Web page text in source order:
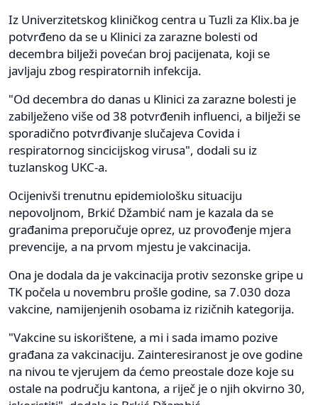
Iz Univerzitetskog kliničkog centra u Tuzli za Klix.ba je
potvrđeno da se u Klinici za zarazne bolesti od
decembra bilježi povećan broj pacijenata, koji se
javljaju zbog respiratornih infekcija.
"Od decembra do danas u Klinici za zarazne bolesti je
zabilježeno više od 38 potvrđenih influenci, a bilježi se
sporadično potvrđivanje slučajeva Covida i
respiratornog sincicijskog virusa", dodali su iz
tuzlanskog UKC-a.
Ocijenivši trenutnu epidemiološku situaciju
nepovoljnom, Brkić Džambić nam je kazala da se
građanima preporučuje oprez, uz provođenje mjera
prevencije, a na prvom mjestu je vakcinacija.
Ona je dodala da je vakcinacija protiv sezonske gripe u
TK počela u novembru prošle godine, sa 7.030 doza
vakcine, namijenjenih osobama iz rizičnih kategorija.
"Vakcine su iskorištene, a mi i sada imamo pozive
građana za vakcinaciju. Zainteresiranost je ove godine
na nivou te vjerujem da ćemo preostale doze koje su
ostale na području kantona, a riječ je o njih okvirno 30,